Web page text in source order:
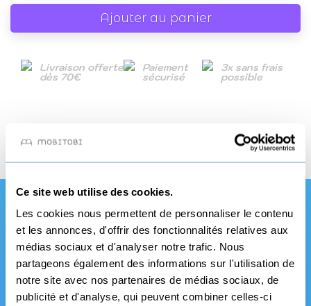
Ce site web utilise des cookies.
Les cookies nous permettent de personnaliser le contenu
et les annonces, d'offrir des fonctionnalités relatives aux
médias sociaux et d'analyser notre trafic. Nous
partageons également des informations sur l'utilisation de
notre site avec nos partenaires de médias sociaux, de
publicité et d'analyse, qui peuvent combiner celles-ci
Ajouter au panier
Livraison offerte
dès 70€
Paiement
sécurisé
3x sans frais
possible
Une qualité et un
service pro